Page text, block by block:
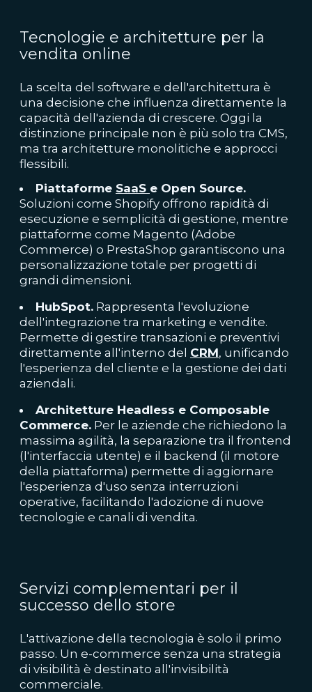
Tecnologie e architetture per la
vendita online
La scelta del software e dell'architettura è
una decisione che influenza direttamente la
capacità dell'azienda di crescere. Oggi la
distinzione principale non è più solo tra CMS,
ma tra architetture monolitiche e approcci
flessibili.
Piattaforme SaaS e Open Source.
Soluzioni come Shopify offrono rapidità di
esecuzione e semplicità di gestione, mentre
piattaforme come Magento (Adobe
Commerce) o PrestaShop garantiscono una
personalizzazione totale per progetti di
grandi dimensioni.
HubSpot. Rappresenta l'evoluzione
dell'integrazione tra marketing e vendite.
Permette di gestire transazioni e preventivi
direttamente all'interno del CRM, unificando
l'esperienza del cliente e la gestione dei dati
aziendali.
Architetture Headless e Composable
Commerce. Per le aziende che richiedono la
massima agilità, la separazione tra il frontend
(l'interfaccia utente) e il backend (il motore
della piattaforma) permette di aggiornare
l'esperienza d'uso senza interruzioni
operative, facilitando l'adozione di nuove
tecnologie e canali di vendita.
Servizi complementari per il
successo dello store
L'attivazione della tecnologia è solo il primo
passo. Un e-commerce senza una strategia
di visibilità è destinato all'invisibilità
commerciale.